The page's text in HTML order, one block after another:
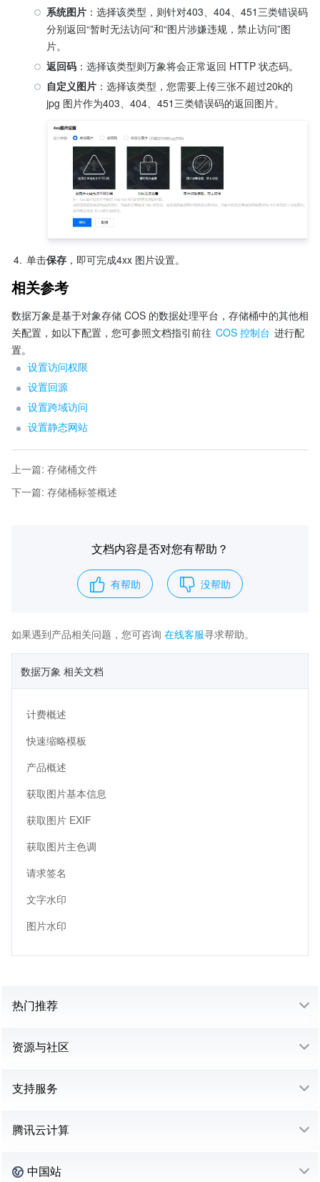
系统图片 ：选择该类型，则针对403、404、451三类错误码
分别返回“暂时无法访问”和“图片涉嫌违规，禁止访问”图
片。
返回码 ：选择该类型则万象将会正常返回 HTTP 状态码。
自定义图片 ：选择该类型，您需要上传三张不超过20k的
4. 单击保存 ，即可完成4xx 图片设置。
相关参考
数据万象是基于对象存储 COS 的数据处理平台，存储桶中的其他相
关配置，如以下配置，您可参照文档指引前往 COS 控制台 进行配
置。
设置访问权限
设置回源
设置跨域访问
设置静态网站
上一篇: 存储桶文件
下一篇: 存储桶标签概述
文档内容是否对您有帮助？
有帮助 没帮助
如果遇到产品相关问题，您可咨询 在线客服寻求帮助。
数据万象 相关文档
计费概述
快速缩略模板
产品概述
获取图片基本信息
获取图片 EXIF
获取图片主色调
请求签名
文字水印
图片水印
热门推荐
资源与社区
支持服务
腾讯云计算
中国站